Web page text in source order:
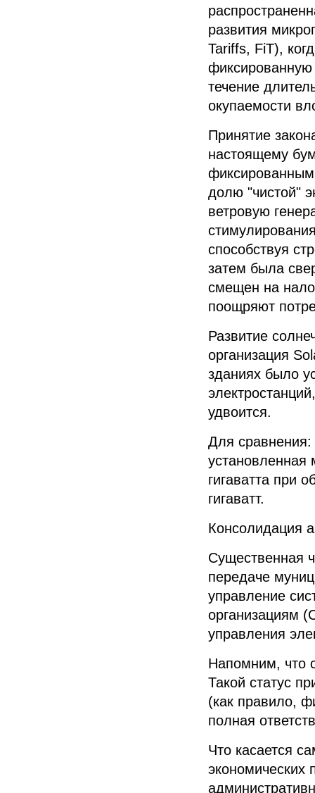
развития
Tariffs, FiT),
фиксированную
течение
окупаемости
Принятие
настоящему
долю "чистой"
ветровую
способствуя
затем была
смещен на
поощряют
Развитие
организация
зданиях было
удвоится.
Для
установленная
гигаватта при
гигаватт.
Консолидация
Существенная
передаче
управление
организациям
управления
Напомним, что
Такой статус
(как правило,
полная
Что касается
экономических